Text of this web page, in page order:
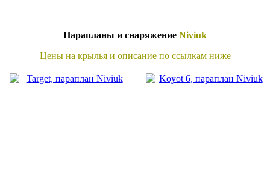
Парапланы и снаряжение Niviuk
Цены на крылья и описание по ссылкам ниже